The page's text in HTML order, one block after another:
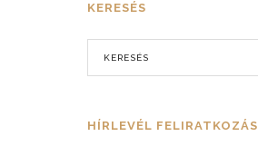
KERESÉS
HÍRLEVÉL FELIRATKOZÁS